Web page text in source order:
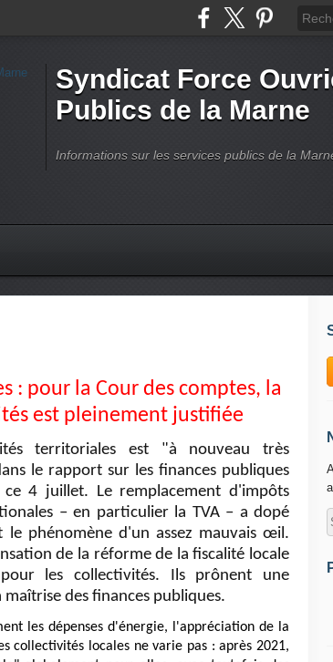
Syndicat Force
Publics de la Marne
Informations sur les services publics de la
: pour la Cour des comptes, la
est pleinement justifiée
territoriales est "à nouveau très
le rapport sur les finances publiques
4 juillet. Le remplacement d'impôts
– en particulier la TVA – a dopé
le phénomène d'un assez mauvais œil.
de la réforme de la fiscalité locale
les collectivités. Ils prônent une
des finances publiques.
les dépenses d'énergie, l'appréciation de la
collectivités locales ne varie pas : après 2021,